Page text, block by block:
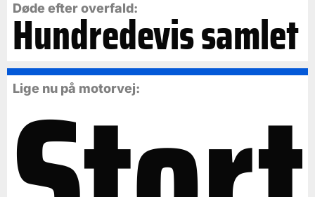
Døde efter overfald:
Hundredevis samlet
Lige nu på motorvej: